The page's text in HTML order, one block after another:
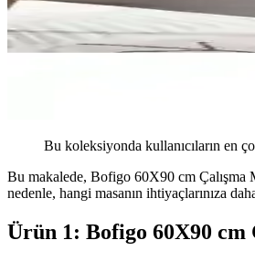
Bu koleksiyonda kullanıcıların en
Bu makalede, Bofigo 60X90 cm Çalışma
nedenle, hangi masanın ihtiyaçlarınıza
Ürün 1: Bofigo 60X90 cm